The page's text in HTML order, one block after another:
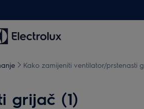
Kako zamijeniti ventilator/prstenasti
grijač (1)